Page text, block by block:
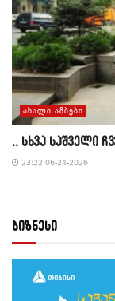
ᲐᲮᲐᲚᲘ ᲐᲛᲑᲔᲑᲘ
,, სხვა საშველი
23:22 06-24-2026
ბიზნესი